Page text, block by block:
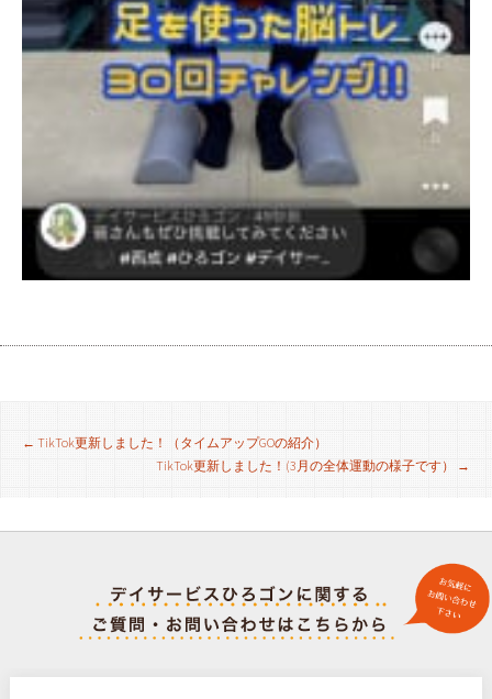
投
稿
ビ
← TikTok更新しました！（タイムアップGOの紹介）
TikTok更新しました！(3月の全体運動の様子です）
→